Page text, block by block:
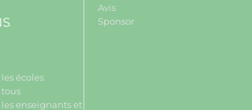
écoles
enseignants et
Avis
Sponsor